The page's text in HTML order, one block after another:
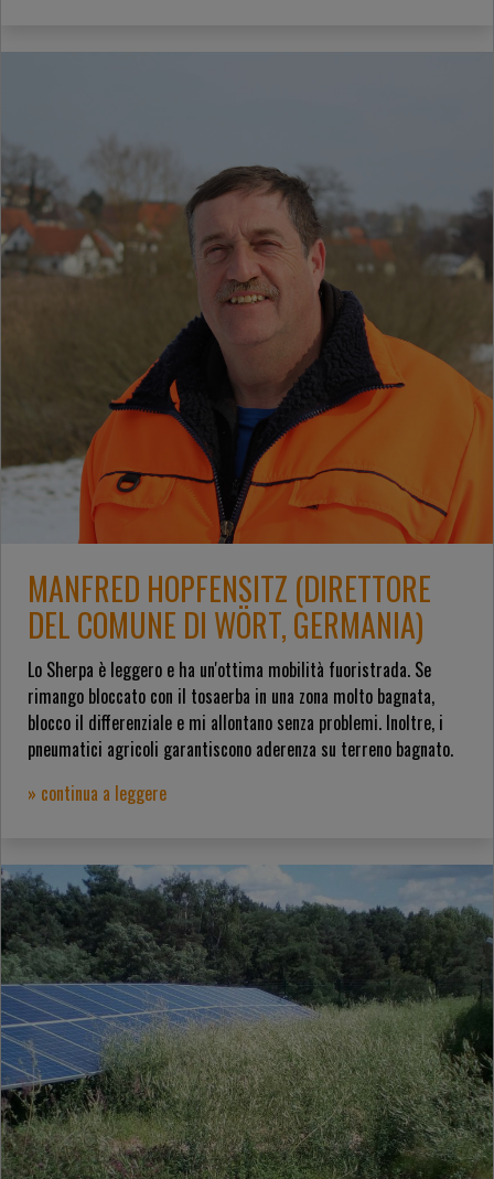
MANFRED HOPFENSITZ (DIRETTORE
DEL COMUNE DI WÖRT, GERMANIA)
Lo Sherpa è leggero e ha un'ottima mobilità fuoristrada. Se
rimango bloccato con il tosaerba in una zona molto bagnata,
blocco il differenziale e mi allontano senza problemi. Inoltre, i
pneumatici agricoli garantiscono aderenza su terreno bagnato.
» continua a leggere